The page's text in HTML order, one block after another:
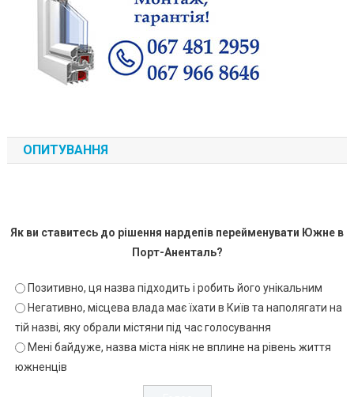
ОПИТУВАННЯ
Як ви ставитесь до рішення нардепів перейменувати Южне в
Порт-Аненталь?
Позитивно, ця назва підходить і робить його унікальним
Негативно, місцева влада має їхати в Київ та наполягати на
тій назві, яку обрали містяни під час голосування
Мені байдуже, назва міста ніяк не вплине на рівень життя
южненців